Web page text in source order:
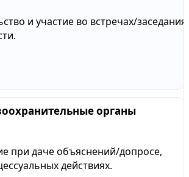
и участие во встречах/
органы
при даче объяснений/допросе,
действиях.